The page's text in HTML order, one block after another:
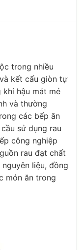
trong nhiều
kết cấu giòn tự
hậu mát mẻ
và thường
các bếp ăn
sử dụng rau
công nghiệp
rau đạt chất
liệu, đồng
món ăn trong